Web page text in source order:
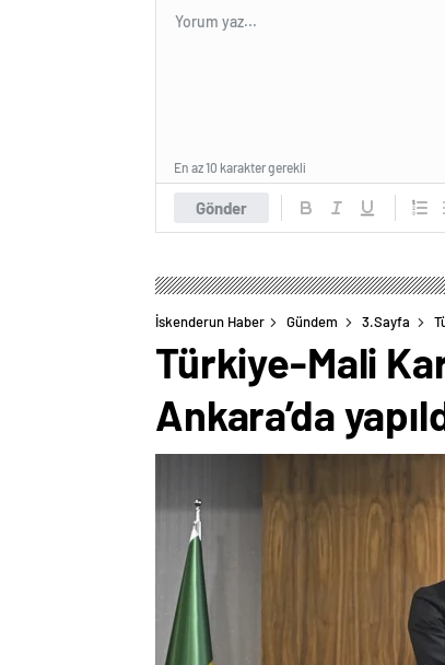
Gönder
En az 10 karakter gerekli
İskenderun Haber Gündem 3.Sayfa
Türkiye-Mali
Ankara’da